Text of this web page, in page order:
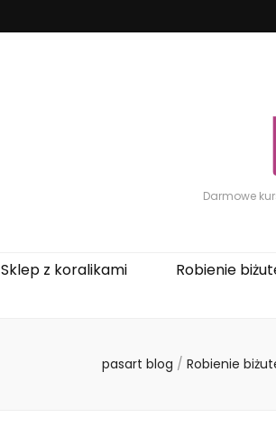
Darmowe
Sklep z koralikami Robienie
pasart blog / Robienie